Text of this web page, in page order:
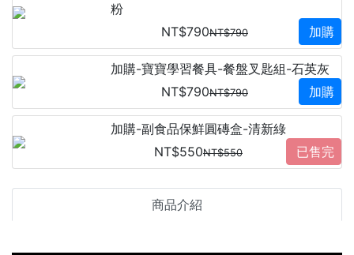
粉
NT$790NT$790 加購
加購-寶寶學習餐具-餐盤叉匙組-石英灰
NT$790NT$790 加購
加購-副食品保鮮圓磚盒-清新綠
NT$550NT$550 已售完
商品介紹